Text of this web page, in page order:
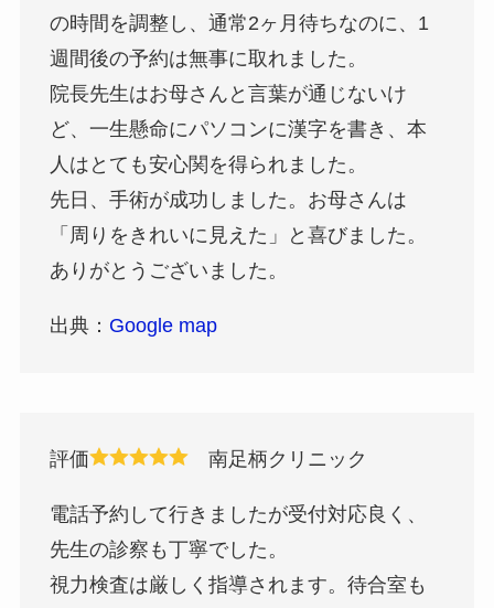
の時間を調整し、通常2ヶ月待ちなのに、1
週間後の予約は無事に取れました。
院長先生はお母さんと言葉が通じないけ
ど、一生懸命にパソコンに漢字を書き、本
人はとても安心関を得られました。
先日、手術が成功しました。お母さんは
「周りをきれいに見えた」と喜びました。
ありがとうございました。
出典： Google map
評価 南足柄クリニック
電話予約して行きましたが受付対応良く、
先生の診察も丁寧でした。
視力検査は厳しく指導されます。待合室も